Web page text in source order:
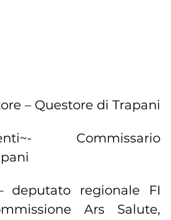
– Questore di Trapani
Commissario
deputato regionale FI
Ars Salute,